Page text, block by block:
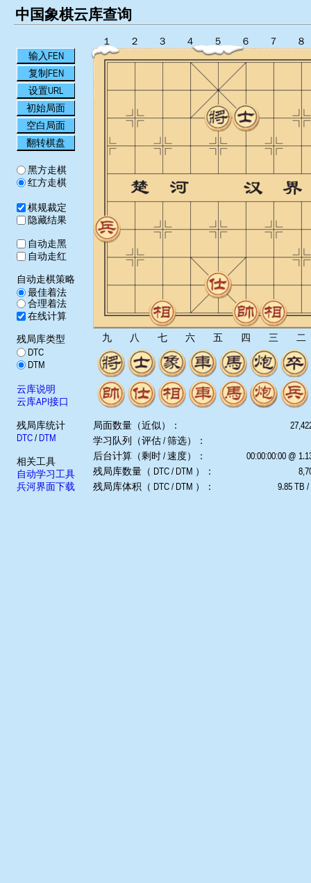
中国象棋云库查询
输入FEN
复制FEN
设置URL
初始局面
空白局面
翻转棋盘
黑方走棋
红方走棋
棋规裁定
隐藏结果
自动走黑
自动走红
自动走棋策略
最佳着法
合理着法
在线计算
残局库类型
DTC
DTM
云库说明
云库API接口
残局库统计
DTC/ DTM
相关工具
自动学习工具
兵河界面下载
１ ２ ３ ４ ５ ６ ７ ８
九 八 七 六 五 四 三 二
局面数量（近似）：
学习队列（评估 / 筛选）：
后台计算（剩时 / 速度）：
00:00:00:00 @
残局库数量（ DTC / DTM ）：
残局库体积（ DTC / DTM ）：
9.85 TB